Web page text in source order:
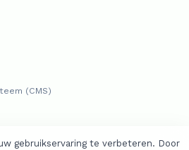
(CMS)
gebruikservaring te verbeteren. Door